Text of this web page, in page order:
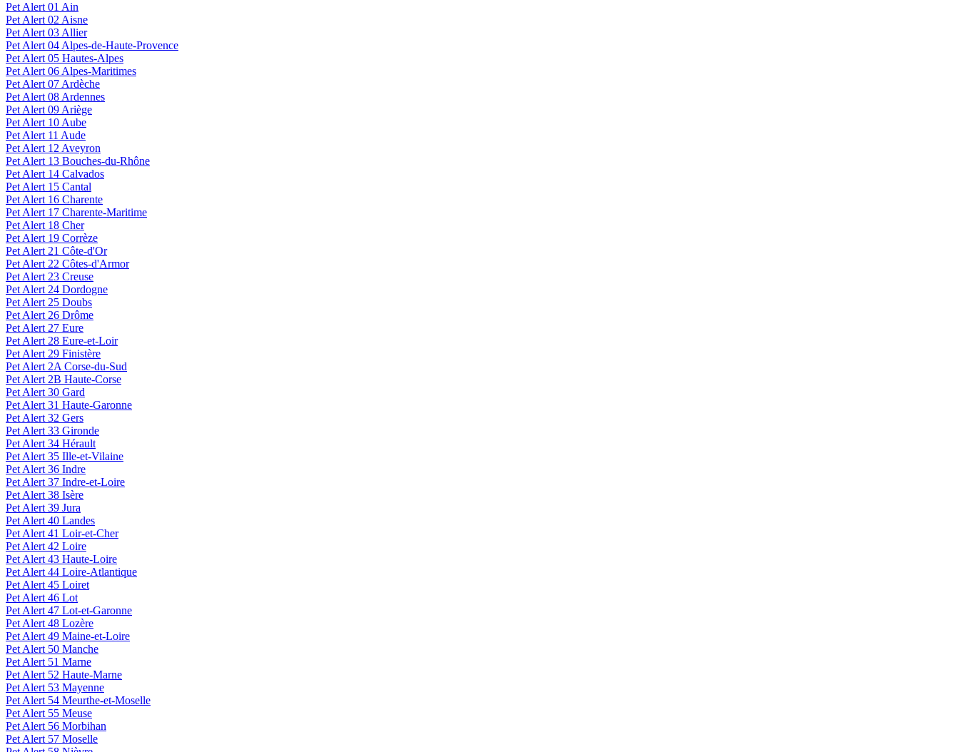
Pet Alert 01 Ain
Pet Alert 02 Aisne
Pet Alert 03 Allier
Pet Alert 04 Alpes-de-Haute-Provence
Pet Alert 05 Hautes-Alpes
Pet Alert 06 Alpes-Maritimes
Pet Alert 07 Ardèche
Pet Alert 08 Ardennes
Pet Alert 09 Ariège
Pet Alert 10 Aube
Pet Alert 11 Aude
Pet Alert 12 Aveyron
Pet Alert 13 Bouches-du-Rhône
Pet Alert 14 Calvados
Pet Alert 15 Cantal
Pet Alert 16 Charente
Pet Alert 17 Charente-Maritime
Pet Alert 18 Cher
Pet Alert 19 Corrèze
Pet Alert 21 Côte-d'Or
Pet Alert 22 Côtes-d'Armor
Pet Alert 23 Creuse
Pet Alert 24 Dordogne
Pet Alert 25 Doubs
Pet Alert 26 Drôme
Pet Alert 27 Eure
Pet Alert 28 Eure-et-Loir
Pet Alert 29 Finistère
Pet Alert 2A Corse-du-Sud
Pet Alert 2B Haute-Corse
Pet Alert 30 Gard
Pet Alert 31 Haute-Garonne
Pet Alert 32 Gers
Pet Alert 33 Gironde
Pet Alert 34 Hérault
Pet Alert 35 Ille-et-Vilaine
Pet Alert 36 Indre
Pet Alert 37 Indre-et-Loire
Pet Alert 38 Isère
Pet Alert 39 Jura
Pet Alert 40 Landes
Pet Alert 41 Loir-et-Cher
Pet Alert 42 Loire
Pet Alert 43 Haute-Loire
Pet Alert 44 Loire-Atlantique
Pet Alert 45 Loiret
Pet Alert 46 Lot
Pet Alert 47 Lot-et-Garonne
Pet Alert 48 Lozère
Pet Alert 49 Maine-et-Loire
Pet Alert 50 Manche
Pet Alert 51 Marne
Pet Alert 52 Haute-Marne
Pet Alert 53 Mayenne
Pet Alert 54 Meurthe-et-Moselle
Pet Alert 55 Meuse
Pet Alert 56 Morbihan
Pet Alert 57 Moselle